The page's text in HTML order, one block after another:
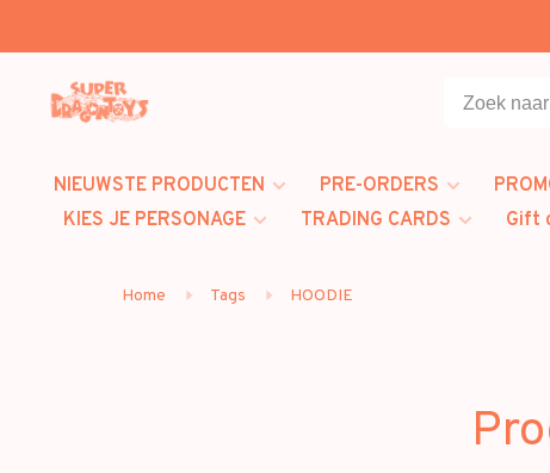
NIEUWSTE PRODUCTEN PRE-ORDERS
KIES JE PERSONAGE
TRADING CARDS Gift
Home Tags HOODIE